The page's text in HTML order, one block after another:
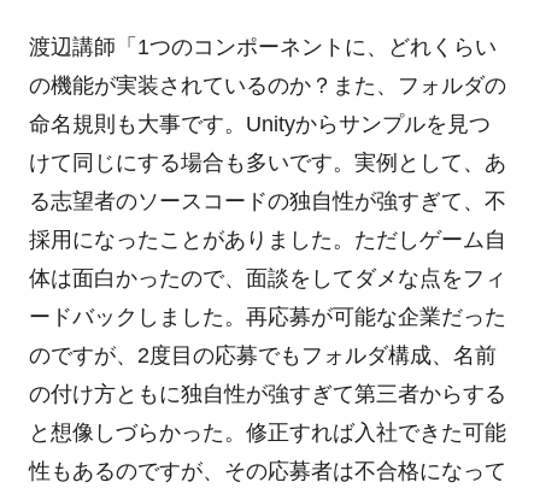
渡辺講師「1つのコンポーネントに、どれくらい
の機能が実装されているのか？また、フォルダの
命名規則も大事です。Unityからサンプルを見つ
けて同じにする場合も多いです。実例として、あ
る志望者のソースコードの独自性が強すぎて、不
採用になったことがありました。ただしゲーム自
体は面白かったので、面談をしてダメな点をフィ
ードバックしました。再応募が可能な企業だった
のですが、2度目の応募でもフォルダ構成、名前
の付け方ともに独自性が強すぎて第三者からする
と想像しづらかった。修正すれば入社できた可能
性もあるのですが、その応募者は不合格になって